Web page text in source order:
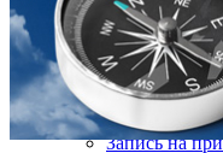
Виды поддержки
Финансовая
Выставки и
Запись на